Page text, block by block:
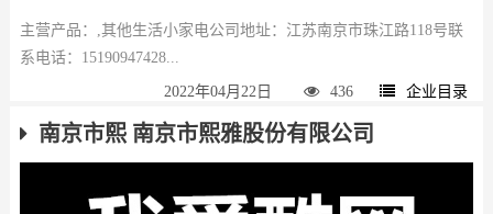
主营产品：,其他生活小家电公司地址：江苏南京市珠江路118号联
系电话：15190947428...
2022年04月22日 436 企业目录
南京市熙 南京市熙雅股份有限公司